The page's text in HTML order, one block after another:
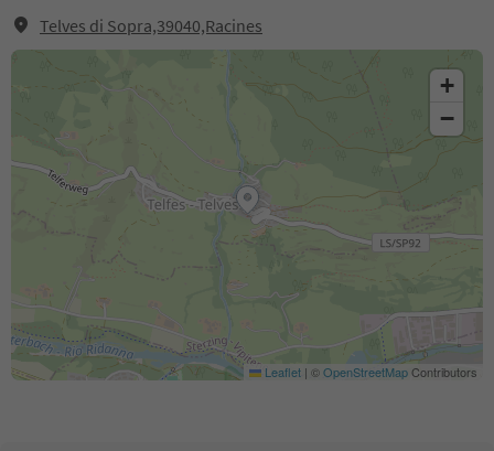
Telves di Sopra,39040,Racines
+
−
Leaflet | ©OpenStreetMapContributors